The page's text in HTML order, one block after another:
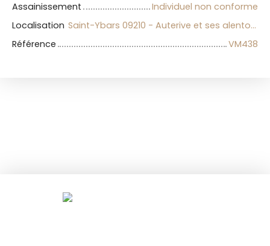
Assainissement
Individuel non conforme
Localisation
Saint-Ybars 09210 - Auterive et ses alentours
Référence
VM438